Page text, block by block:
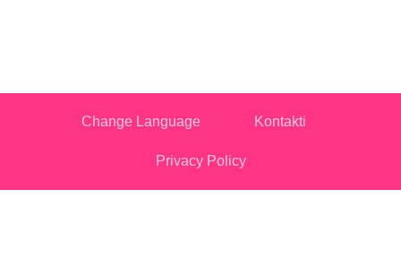
Change Language Kontakti
Privacy Policy